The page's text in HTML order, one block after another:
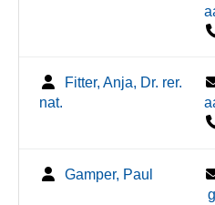
Fitter, Anja, Dr. rer.
nat.
Gamper, Paul